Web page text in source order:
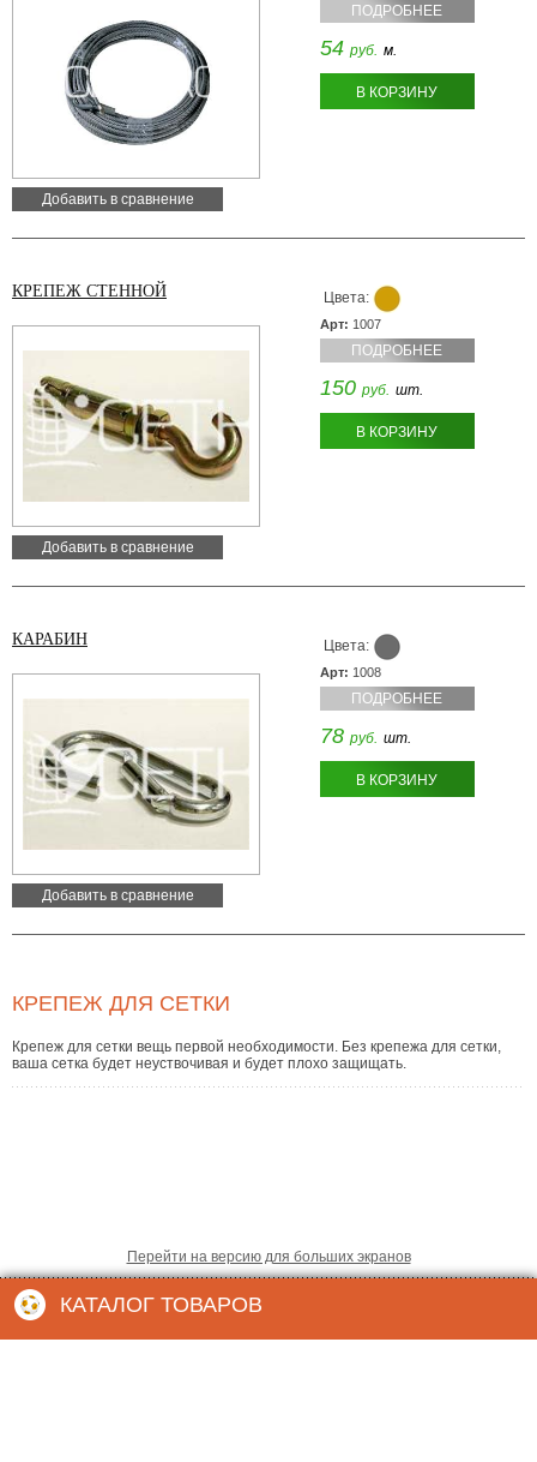
КАТАЛОГ ТОВАРОВ
Добавить в сравнение
ПОДРОБНЕЕ
54 руб. м.
В КОРЗИНУ
КРЕПЕЖ СТЕННОЙ
Добавить в сравнение
Цвета:
Арт: 1007
ПОДРОБНЕЕ
150 руб. шт.
В КОРЗИНУ
КАРАБИН
Добавить в сравнение
Цвета:
Арт: 1008
ПОДРОБНЕЕ
78 руб. шт.
В КОРЗИНУ
КРЕПЕЖ ДЛЯ СЕТКИ
Крепеж для сетки вещь первой необходимости. Без крепежа для сетки,
ваша сетка будет неуствочивая и будет плохо защищать.
Перейти на версию для больших экранов
© 2012 ООО “СеткаОпт ”
Создание интернет магазинов